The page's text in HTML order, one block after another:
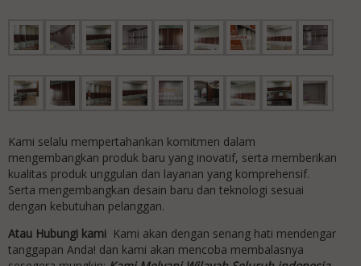
Kami selalu mempertahankan komitmen dalam
mengembangkan produk baru yang inovatif, serta memberikan
kualitas produk unggulan dan layanan yang komprehensif.
Serta mengembangkan desain baru dan teknologi sesuai
dengan kebutuhan pelanggan.
Atau Hubungi kami Kami akan dengan senang hati mendengar
tanggapan Anda! dan kami akan mencoba membalasnya